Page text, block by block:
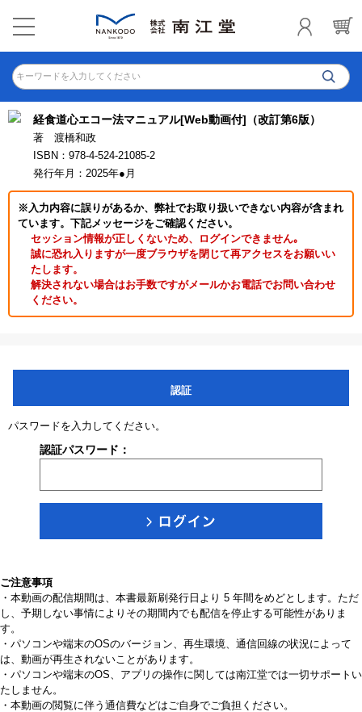
キーワードを入力してください
経食道心エコー法マニュアル[Web動画付]（改訂第6版）
著 渡橋和政
ISBN：978-4-524-21085-2
発行年月：2025年●月
※入力内容に誤りがあるか、弊社でお取り扱いできない内容が含まれ
ています。下記メッセージをご確認ください。
セッション情報が正しくないため、ログインできません｡
誠に恐れ入りますが一度ブラウザを閉じて再アクセスをお願いい
たします。
解決されない場合はお手数ですがメールかお電話でお問い合わせ
ください。
認証
パスワードを入力してください。
認証パスワード：
ご注意事項
・本動画の配信期間は、本書最新刷発行日より 5 年間をめどとします。ただ
し、予期しない事情によりその期間内でも配信を停止する可能性がありま
す。
・パソコンや端末のOSのバージョン、再生環境、通信回線の状況によって
は、動画が再生されないことがあります。
・パソコンや端末のOS、アプリの操作に関しては南江堂では一切サポートい
たしません。
・本動画の閲覧に伴う通信費などはご自身でご負担ください。